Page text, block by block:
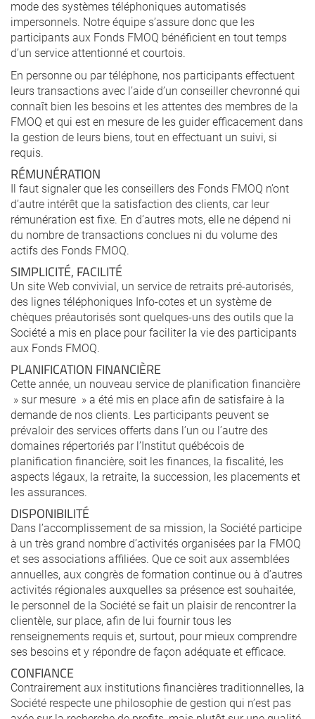
mode des systèmes téléphoniques automatisés
impersonnels. Notre équipe s’assure donc que les
participants aux Fonds FMOQ bénéficient en tout temps
d’un service attentionné et courtois.
En personne ou par téléphone, nos participants effectuent
leurs transactions avec l’aide d’un conseiller chevronné qui
connaît bien les besoins et les attentes des membres de la
FMOQ et qui est en mesure de les guider efficacement dans
la gestion de leurs biens, tout en effectuant un suivi, si
requis.
RÉMUNÉRATION
Il faut signaler que les conseillers des Fonds FMOQ n’ont
d’autre intérêt que la satisfaction des clients, car leur
rémunération est fixe. En d’autres mots, elle ne dépend ni
du nombre de transactions conclues ni du volume des
actifs des Fonds FMOQ.
SIMPLICITÉ, FACILITÉ
Un site Web convivial, un service de retraits pré-autorisés,
des lignes téléphoniques Info-cotes et un système de
chèques préautorisés sont quelques-uns des outils que la
Société a mis en place pour faciliter la vie des participants
aux Fonds FMOQ.
PLANIFICATION FINANCIÈRE
Cette année, un nouveau service de planification financière
» sur mesure » a été mis en place afin de satisfaire à la
demande de nos clients. Les participants peuvent se
prévaloir des services offerts dans l’un ou l’autre des
domaines répertoriés par l’Institut québécois de
planification financière, soit les finances, la fiscalité, les
aspects légaux, la retraite, la succession, les placements et
les assurances.
DISPONIBILITÉ
Dans l’accomplissement de sa mission, la Société participe
à un très grand nombre d’activités organisées par la FMOQ
et ses associations affiliées. Que ce soit aux assemblées
annuelles, aux congrès de formation continue ou à d’autres
activités régionales auxquelles sa présence est souhaitée,
le personnel de la Société se fait un plaisir de rencontrer la
clientèle, sur place, afin de lui fournir tous les
renseignements requis et, surtout, pour mieux comprendre
ses besoins et y répondre de façon adéquate et efficace.
CONFIANCE
Contrairement aux institutions financières traditionnelles, la
Société respecte une philosophie de gestion qui n’est pas